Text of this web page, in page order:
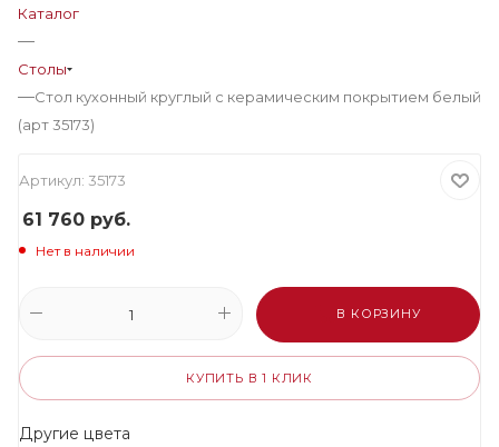
Каталог
—
Столы
—Стол кухонный круглый с керамическим покрытием белый
(арт 35173)
Артикул: 35173
61 760 руб.
Нет в наличии
В КОРЗИНУ
КУПИТЬ В 1 КЛИК
Другие цвета